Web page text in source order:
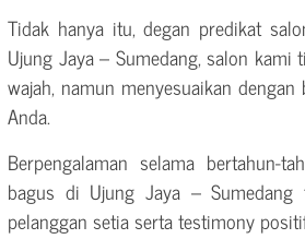
Tidak hanya itu, degan predikat
Ujung Jaya – Sumedang, salon kami
wajah, namun menyesuaikan
Anda.
Berpengalaman selama bertahun-
bagus di Ujung Jaya – Sumedang
pelanggan setia serta testimony